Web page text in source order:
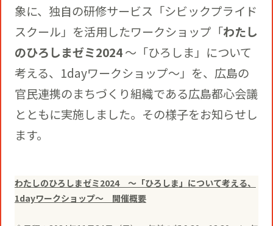
象に、独自の研修サービス「シビックプライド
スクール」を活用したワークショップ「わたし
のひろしまゼミ2024～「ひろしま」について
考える、1dayワークショップ～」を、広島の
官民連携のまちづくり組織である広島都心会議
とともに実施しました。その様子をお知らせし
ます。
わたしのひろしまゼミ2024 ～「ひろしま」について考える、
1dayワークショップ～ 開催概要